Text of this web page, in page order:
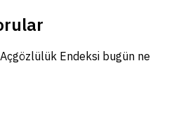
Endeksi bugün ne